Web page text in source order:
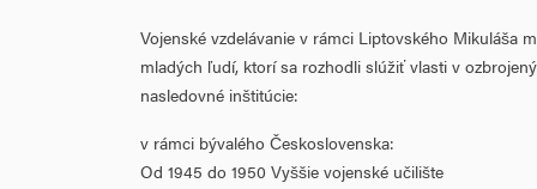
Vojenské vzdelávanie v rámci Liptovského Mikuláša
mladých ľudí, ktorí sa rozhodli slúžiť vlasti v
nasledovné inštitúcie:
v rámci bývalého Československa:
Od 1945 do 1950 Vyššie vojenské učilište